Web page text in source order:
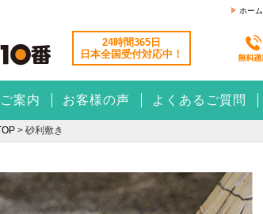
ホーム
24時間365日
日本全国受付対応中！
案内 お客様の声 よくあるご質問
> 砂利敷き